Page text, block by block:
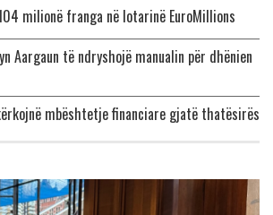
milionë franga në lotarinë EuroMillions
Aargaun të ndryshojë manualin për dhënien
mbështetje financiare gjatë thatësirës